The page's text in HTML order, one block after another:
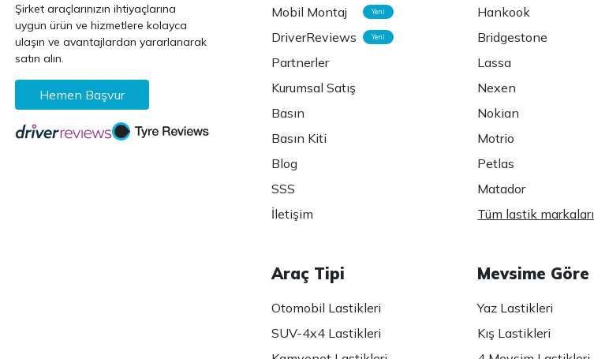
Şirket araçlarınızın ihtiyaçlarına
uygun ürün ve hizmetlere kolayca
ulaşın ve avantajlardan yararlanarak
satın alın.
Hemen Başvur
Mobil Montaj
Yeni
DriverReviews Yeni
Partnerler
Kurumsal Satış
Basın
Basın Kiti
Blog
SSS
İletişim
Hankook
Bridgestone
Lassa
Nexen
Nokian
Motrio
Petlas
Matador
Tüm lastik markaları
Araç Tipi
Otomobil Lastikleri
SUV-4x4 Lastikleri
Mevsime Göre
Yaz Lastikleri
Kış Lastikleri